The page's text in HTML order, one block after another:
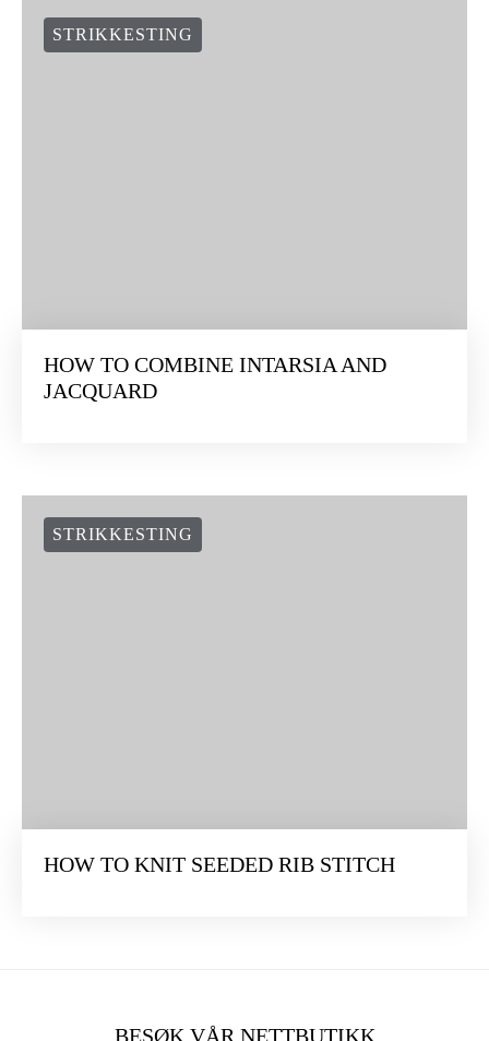
STRIKKESTING
HOW TO COMBINE INTARSIA AND
JACQUARD
STRIKKESTING
HOW TO KNIT SEEDED RIB STITCH
BESØK VÅR NETTBUTIKK